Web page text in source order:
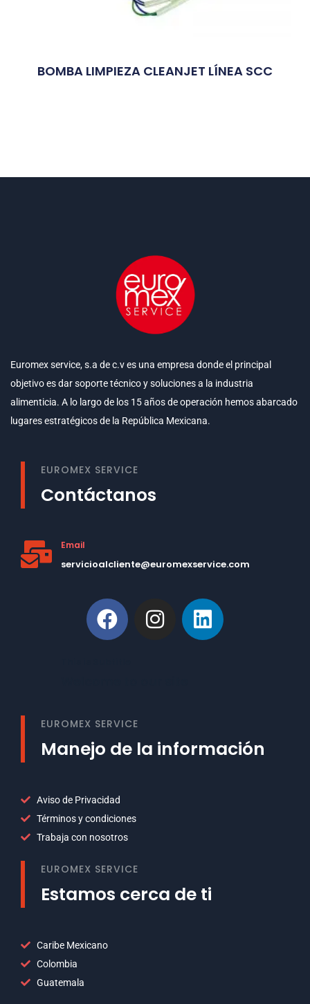
BOMBA LIMPIEZA CLEANJET LÍNEA SCC
Euromex service, s.a de c.v es una empresa donde el principal
objetivo es dar soporte técnico y soluciones a la industria
alimenticia. A lo largo de los 15 años de operación hemos abarcado
lugares estratégicos de la República Mexicana.
EUROMEX SERVICE
Contáctanos
Email
servicioalcliente@euromexservice.com
EUROMEX SERVICE
Manejo de la información
Aviso de Privacidad
Términos y condiciones
Trabaja con nosotros
EUROMEX SERVICE
Estamos cerca de ti
Caribe Mexicano
Colombia
Guatemala